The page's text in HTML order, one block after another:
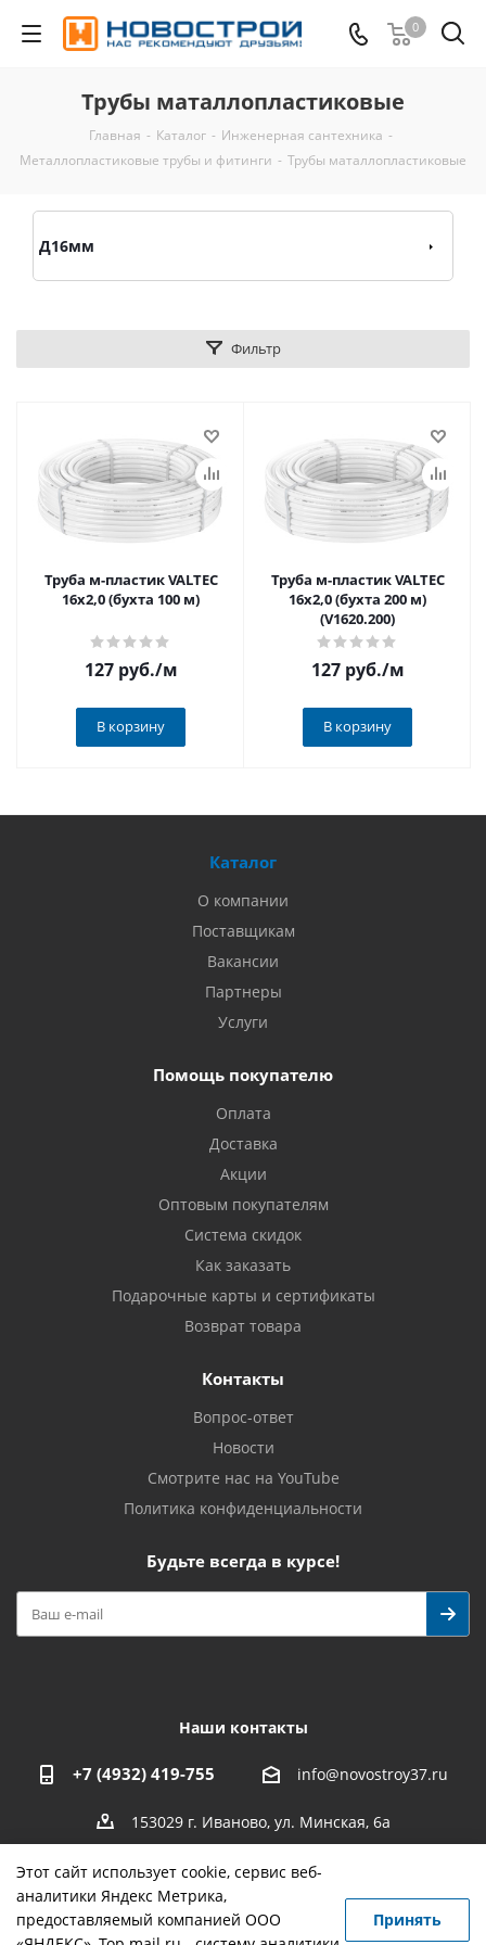
0
Трубы маталлопластиковые
Главная - Каталог - Инженерная сантехника -
Металлопластиковые трубы и фитинги - Трубы маталлопластиковые
Д16мм
Фильтр
Труба м-пластик VALTEC
16х2,0 (бухта 100 м)
127 руб./м
В корзину
Труба м-пластик VALTEC
16х2,0 (бухта 200 м)
(V1620.200)
127 руб./м
В корзину
Каталог
О компании
Поставщикам
Вакансии
Партнеры
Услуги
Помощь покупателю
Оплата
Доставка
Акции
Оптовым покупателям
Система скидок
Как заказать
Подарочные карты и сертификаты
Возврат товара
Контакты
Вопрос-ответ
Новости
Смотрите нас на YouTube
Политика конфиденциальности
Будьте всегда в курсе!
Наши контакты
+7 (4932) 419-755 info@novostroy37.ru
153029 г. Иваново, ул. Минская, 6а
-разработка,продвижение сайта,реклама
Этот сайт использует cookie, сервис веб-
аналитики Яндекс Метрика,
предоставляемый компанией ООО
Принять